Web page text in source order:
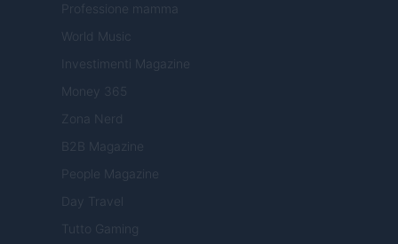
Professione mamma
World Music
Investimenti Magazine
Money 365
Zona Nerd
B2B Magazine
People Magazine
Day Travel
Tutto Gaming